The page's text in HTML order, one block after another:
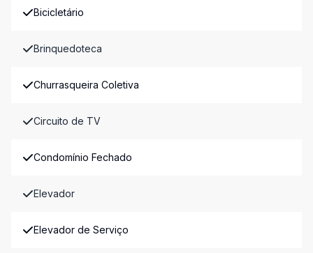
Bicicletário
Brinquedoteca
Churrasqueira Coletiva
Circuito de TV
Condomínio Fechado
Elevador
Elevador de Serviço